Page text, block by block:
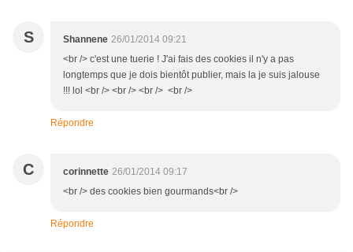
S Shannene 26/01/2014 09:21
<br /> c'est une tuerie ! J'ai fais des cookies il n'y a pas
longtemps que je dois bientôt publier, mais la je suis jalouse
!!! lol <br /> <br /> <br /> <br />
Répondre
C corinnette 26/01/2014 09:17
<br /> des cookies bien gourmands<br />
Répondre